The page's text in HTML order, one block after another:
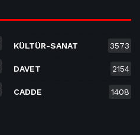
KÜLTÜR-SANAT 3573
DAVET 2154
CADDE 1408